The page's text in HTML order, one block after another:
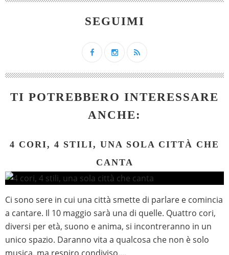
SEGUIMI
TI POTREBBERO INTERESSARE
ANCHE:
4 CORI, 4 STILI, UNA SOLA CITTÀ CHE
CANTA
Ci sono sere in cui una città smette di parlare e comincia
a cantare. Il 10 maggio sarà una di quelle. Quattro cori,
diversi per età, suono e anima, si incontreranno in un
unico spazio. Daranno vita a qualcosa che non è solo